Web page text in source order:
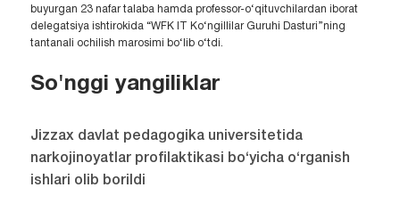
buyurgan 23 nafar talaba hamda professor-o‘qituvchilardan iborat
delegatsiya ishtirokida “WFK IT Ko‘ngillilar Guruhi Dasturi”ning
tantanali ochilish marosimi bo‘lib o‘tdi.
So'nggi yangiliklar
Jizzax davlat pedagogika universitetida
narkojinoyatlar profilaktikasi bo‘yicha o‘rganish
ishlari olib borildi